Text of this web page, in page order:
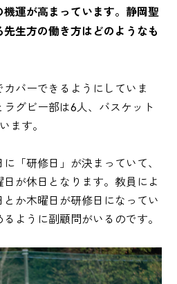
運が高まっています。静岡聖
生方の働き方はどのようなも
カバーできるようにしていま
グビー部は6人、バスケット
ます。
「研修日」が決まっていて、
が休日となります。教員によ
か木曜日が研修日になってい
ように副顧問がいるのです。